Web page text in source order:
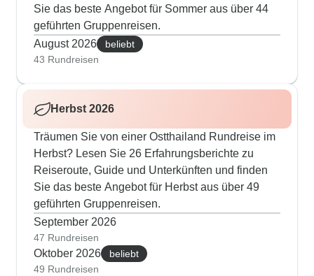
Sie das beste Angebot für Sommer aus über 44
geführten Gruppenreisen.
August 2026
beliebt
43 Rundreisen
Herbst 2026
Träumen Sie von einer Ostthailand Rundreise im
Herbst? Lesen Sie 26 Erfahrungsberichte zu
Reiseroute, Guide und Unterkünften und finden
Sie das beste Angebot für Herbst aus über 49
geführten Gruppenreisen.
September 2026
47 Rundreisen
Oktober 2026
beliebt
49 Rundreisen